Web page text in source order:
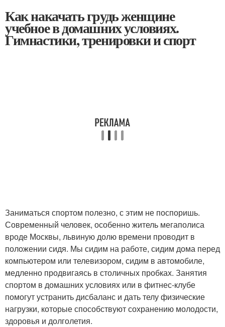
Как накачать грудь женщине
учебное в домашних условиях.
Гимнастики, тренировки и спорт
Заниматься спортом полезно, с этим не поспоришь.
Современный человек, особенно житель мегаполиса
вроде Москвы, львиную долю времени проводит в
положении сидя. Мы сидим на работе, сидим дома перед
компьютером или телевизором, сидим в автомобиле,
медленно продвигаясь в столичных пробках. Занятия
спортом в домашних условиях или в фитнес-клубе
помогут устранить дисбаланс и дать телу физические
нагрузки, которые способствуют сохранению молодости,
здоровья и долголетия.